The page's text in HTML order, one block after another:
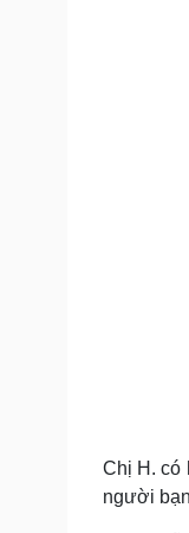
Phòng
Chị H. có
người